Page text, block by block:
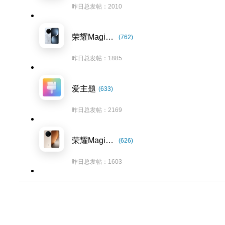
昨日总发帖：2010
荣耀Magic7系列 (762)
昨日总发帖：1885
爱主题 (633)
昨日总发帖：2169
荣耀Magic8系列 (626)
昨日总发帖：1603